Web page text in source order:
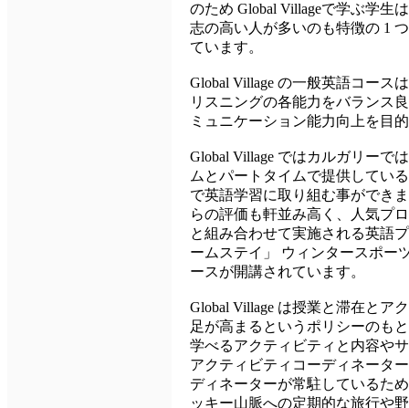
のため Global Villageで学ぶ学生
志の高い人が多いのも特徴の 1
ています。
Global Village の一般英語コース
リスニングの各能力をバランス
ミュニケーション能力向上を目
Global Village ではカルガリーで
ムとパートタイムで提供してい
で英語学習に取り組む事ができ
らの評価も軒並み高く、人気プ
と組み合わせて実施される英語
ームステイ」 ウィンタースポー
ースが開講されています。
Global Village は授業と滞在とア
足が高まるというポリシーのも
学べるアクティビティと内容や
アクティビティコーディネータ
ディネーターが常駐しているた
ッキー山脈への定期的な旅行や